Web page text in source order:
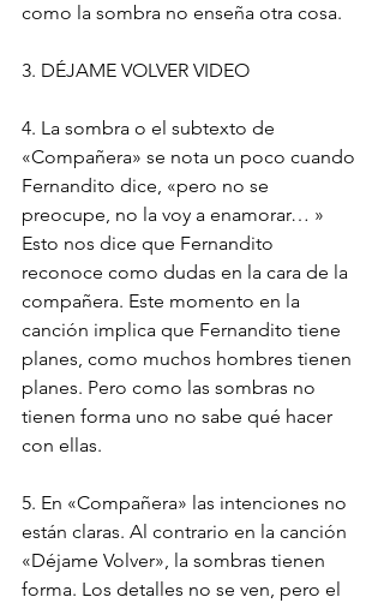
como la sombra no enseña otra cosa.
3. DÉJAME VOLVER VIDEO
4. La sombra o el subtexto de
«Compañera» se nota un poco cuando
Fernandito dice, «pero no se
preocupe, no la voy a enamorar… »
Esto nos dice que Fernandito
reconoce como dudas en la cara de la
compañera. Este momento en la
canción implica que Fernandito tiene
planes, como muchos hombres tienen
planes. Pero como las sombras no
tienen forma uno no sabe qué hacer
con ellas.
5. En «Compañera» las intenciones no
están claras. Al contrario en la canción
«Déjame Volver», la sombras tienen
forma. Los detalles no se ven, pero el